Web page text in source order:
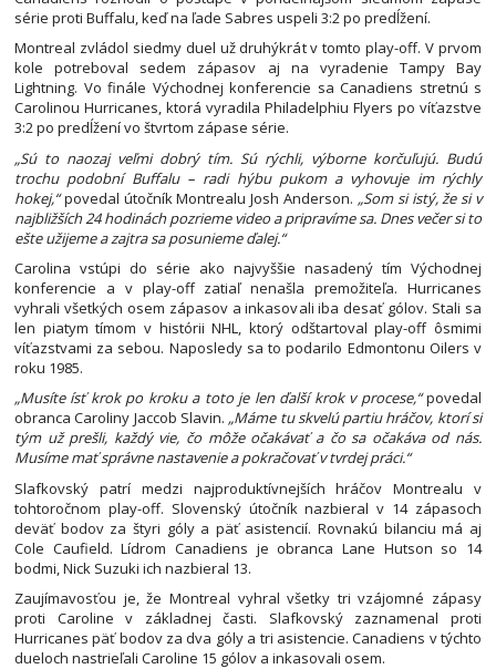
série proti Buffalu, keď na ľade Sabres uspeli 3:2 po predĺžení.
Montreal zvládol siedmy duel už druhýkrát v tomto play-off. V prvom
kole potreboval sedem zápasov aj na vyradenie Tampy Bay
Lightning. Vo finále Východnej konferencie sa Canadiens stretnú s
Carolinou Hurricanes, ktorá vyradila Philadelphiu Flyers po víťazstve
3:2 po predĺžení vo štvrtom zápase série.
„Sú to naozaj veľmi dobrý tím. Sú rýchli, výborne korčuľujú. Budú
trochu podobní Buffalu – radi hýbu pukom a vyhovuje im rýchly
hokej,“povedal útočník Montrealu Josh Anderson. „Som si istý, že si v
najbližších 24 hodinách pozrieme video a pripravíme sa. Dnes večer si to
ešte užijeme a zajtra sa posunieme ďalej.“
Carolina vstúpi do série ako najvyššie nasadený tím Východnej
konferencie a v play-off zatiaľ nenašla premožiteľa. Hurricanes
vyhrali všetkých osem zápasov a inkasovali iba desať gólov. Stali sa
len piatym tímom v histórii NHL, ktorý odštartoval play-off ôsmimi
víťazstvami za sebou. Naposledy sa to podarilo Edmontonu Oilers v
roku 1985.
„Musíte ísť krok po kroku a toto je len ďalší krok v procese,“povedal
obranca Caroliny Jaccob Slavin. „Máme tu skvelú partiu hráčov, ktorí si
tým už prešli, každý vie, čo môže očakávať a čo sa očakáva od nás.
Musíme mať správne nastavenie a pokračovať v tvrdej práci.“
Slafkovský patrí medzi najproduktívnejších hráčov Montrealu v
tohtoročnom play-off. Slovenský útočník nazbieral v 14 zápasoch
deväť bodov za štyri góly a päť asistencií. Rovnakú bilanciu má aj
Cole Caufield. Lídrom Canadiens je obranca Lane Hutson so 14
bodmi, Nick Suzuki ich nazbieral 13.
Zaujímavosťou je, že Montreal vyhral všetky tri vzájomné zápasy
proti Caroline v základnej časti. Slafkovský zaznamenal proti
Hurricanes päť bodov za dva góly a tri asistencie. Canadiens v týchto
dueloch nastrieľali Caroline 15 gólov a inkasovali osem.